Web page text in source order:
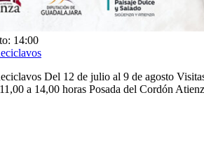
14:00
Del 12 de julio al 9 de agosto
a 14,00 horas Posada del Cordón